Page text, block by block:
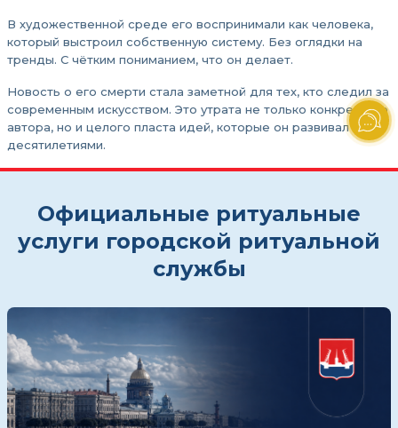
В художественной среде его воспринимали как человека,
который выстроил собственную систему. Без оглядки на
тренды. С чётким пониманием, что он делает.
Новость о его смерти стала заметной для тех, кто следил за
современным искусством. Это утрата не только конкретного
автора, но и целого пласта идей, которые он развивал
десятилетиями.
Официальные ритуальные
услуги городской ритуальной
службы